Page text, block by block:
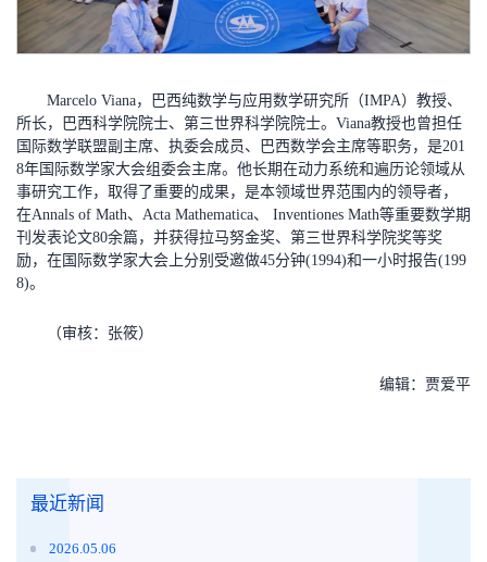
Marcelo Viana，巴西纯数学与应用数学研究所（IMPA）教授、
所长，巴西科学院院士、第三世界科学院院士。Viana教授也曾担任
国际数学联盟副主席、执委会成员、巴西数学会主席等职务，是201
8年国际数学家大会组委会主席。他长期在动力系统和遍历论领域从
事研究工作，取得了重要的成果，是本领域世界范围内的领导者，
在Annals of Math、Acta Mathematica、 Inventiones Math等重要数学期
刊发表论文80余篇，并获得拉马努金奖、第三世界科学院奖等奖
励，在国际数学家大会上分别受邀做45分钟(1994)和一小时报告(199
8)。
（审核：张筱）
编辑：贾爱平
最近新闻
2026.05.06